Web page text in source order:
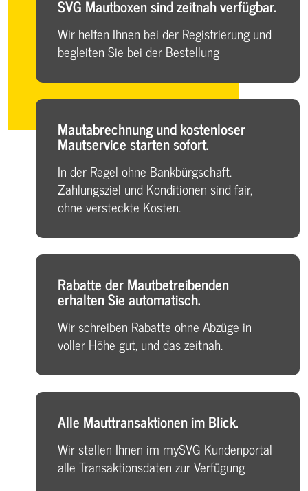
SVG Mautboxen sind zeitnah verfügbar.
Wir helfen Ihnen bei der Registrierung und
begleiten Sie bei der Bestellung
Mautabrechnung und kostenloser
Mautservice starten sofort.
In der Regel ohne Bankbürgschaft.
Zahlungsziel und Konditionen sind fair,
ohne versteckte Kosten.
Rabatte der Mautbetreibenden
erhalten Sie automatisch.
Wir schreiben Rabatte ohne Abzüge in
voller Höhe gut, und das zeitnah.
Alle Mauttransaktionen im Blick.
Wir stellen Ihnen im mySVG Kundenportal
alle Transaktionsdaten zur Verfügung